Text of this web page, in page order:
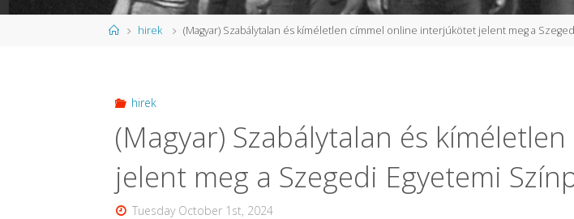
Homehirek (Magyar) Szabálytalan és kíméletlen címmel online interjúkötet jelent meg a
hirek
(Magyar) Szabálytalan és
jelent meg a Szegedi Egyetemi
Tuesday October 1st, 2024